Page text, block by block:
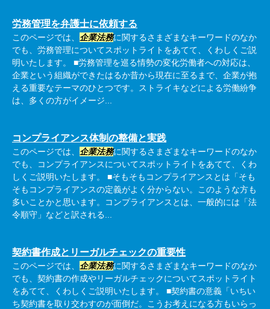
労務管理を弁護士に依頼する
このページでは、 企業法務に関するさまざまなキーワードのなか
でも、労務管理についてスポットライトをあてて、くわしくご説
明いたします。 ■労務管理を巡る情勢の変化労働者への対応は、
企業という組織ができたはるか昔から現在に至るまで、企業が抱
える重要なテーマのひとつです。ストライキなどによる労働紛争
は、多くの方がイメージ...
コンプライアンス体制の整備と実践
このページでは、 企業法務に関するさまざまなキーワードのなか
でも、コンプライアンスについてスポットライトをあてて、くわ
しくご説明いたします。 ■そもそもコンプライアンスとは「そも
そもコンプライアンスの定義がよく分からない。このような方も
多いことかと思います。コンプライアンスとは、一般的には「法
令順守」などと訳される...
契約書作成とリーガルチェックの重要性
このページでは、 企業法務に関するさまざまなキーワードのなか
でも、契約書の作成やリーガルチェックについてスポットライト
をあてて、くわしくご説明いたします。 ■契約書の意義「いちい
ち契約書を取り交わすのが面倒だ。こうお考えになる方もいらっ